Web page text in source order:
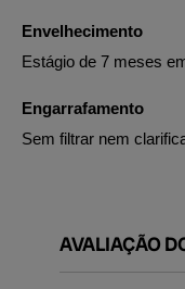
Envelhecimento
Estágio de 7 meses
Engarrafamento
Sem filtrar nem
AVALIAÇÃO